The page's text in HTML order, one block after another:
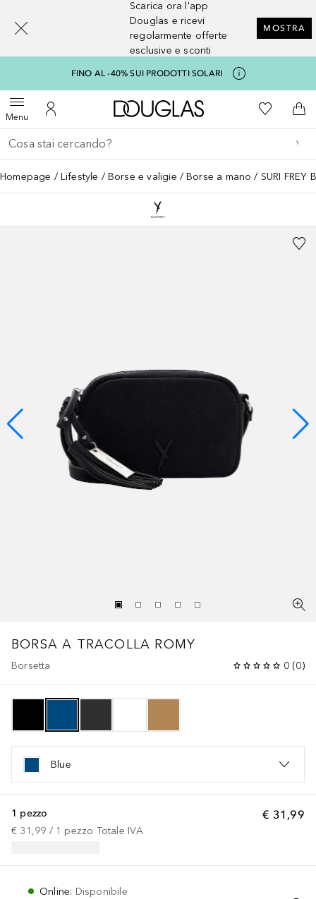
Scarica ora l'app
Douglas e ricevi
regolarmente offerte
esclusive e sconti
MOSTRA
FINO AL -40% SUI PRODOTTI SOLARI
MenuApri menuAl Mio Account
A Douglas HomeAlla Mia
Al
Torna indietro
Esegui ricerca
Homepage Lifestyle Borse e valigie Borse a mano SURI
BORSA A TRACOLLA ROMY
Borsetta 0 (0)
Blue
€ 31,99
1 pezzo
€ 31,99 / 1 pezzo Totale IVA
Online: Disponibile
[navigation.slideout.screenreader]